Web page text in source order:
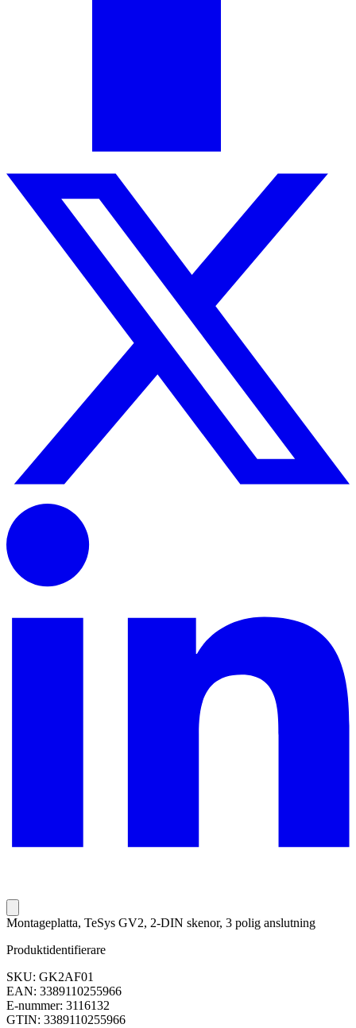
Montageplatta, TeSys GV2, 2-DIN skenor, 3 polig anslutning
Produktidentifierare
SKU: GK2AF01
EAN: 3389110255966
E-nummer: 3116132
GTIN: 3389110255966